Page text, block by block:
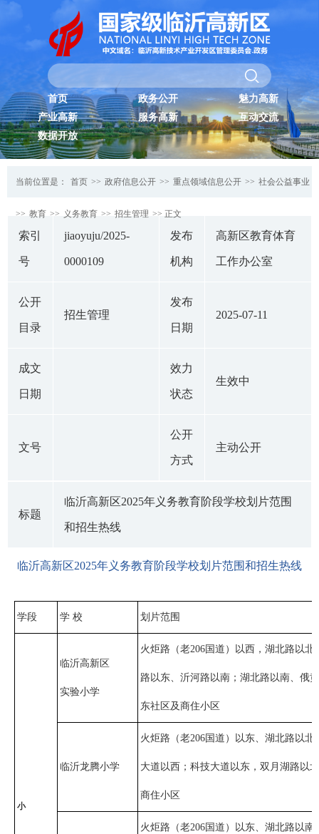
首页 政务公开
魅力高新
产业高新
服务高新
互动交流
数据开放
当前位置是： 首页 >> 政府信息公开 >> 重点领域信息公开 >> 社会公益事业
>> 教育 >> 义务教育 >> 招生管理 >> 正文
索引
号
jiaoyuju/2025-
0000109
发布
机构
高新区教育体育
工作办公室
公开
目录
招生管理
发布
日期
2025-07-11
成文
日期
效力
状态
生效中
文号
公开
方式
主动公开
标题
临沂高新区2025年义务教育阶段学校划片范围
和招生热线
临沂高新区2025年义务教育阶段学校划片范围和招生热线
学段 学 校 划片范围
小
临沂高新区
实验小学
火炬路（老206国道）以西，湖北路以北
路以东、沂河路以南；湖北路以南、俄
东社区及商住小区
临沂龙腾小学
火炬路（老206国道）以东、湖北路以北
大道以西；科技大道以东，双月湖路以
商住小区
火炬路（老206国道）以东、湖北路以南